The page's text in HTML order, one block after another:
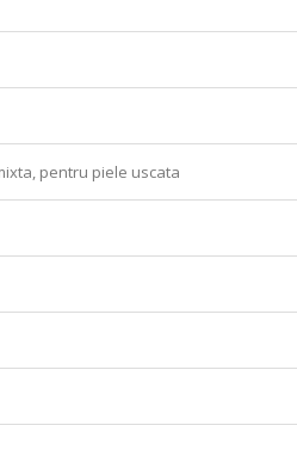
pentru piele uscata